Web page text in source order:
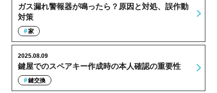
ガス漏れ警報器が鳴ったら？原因と対処、誤作動
対策
家
鍵屋でのスペアキー作成時の本人確認の重要性
2025.08.09
鍵交換